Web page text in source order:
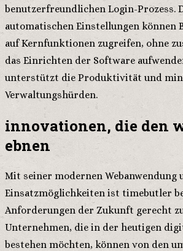
benutzerfreundlichen Login-Prozess.
automatischen Einstellungen können
auf Kernfunktionen zugreifen, ohne
das Einrichten der Software
unterstützt die Produktivität und
Verwaltungshürden.
innovationen, die den
ebnen
Mit seiner modernen Webanwendung
Einsatzmöglichkeiten ist timebutler
Anforderungen der Zukunft gerecht
Unternehmen, die in der heutigen
bestehen möchten, können von den